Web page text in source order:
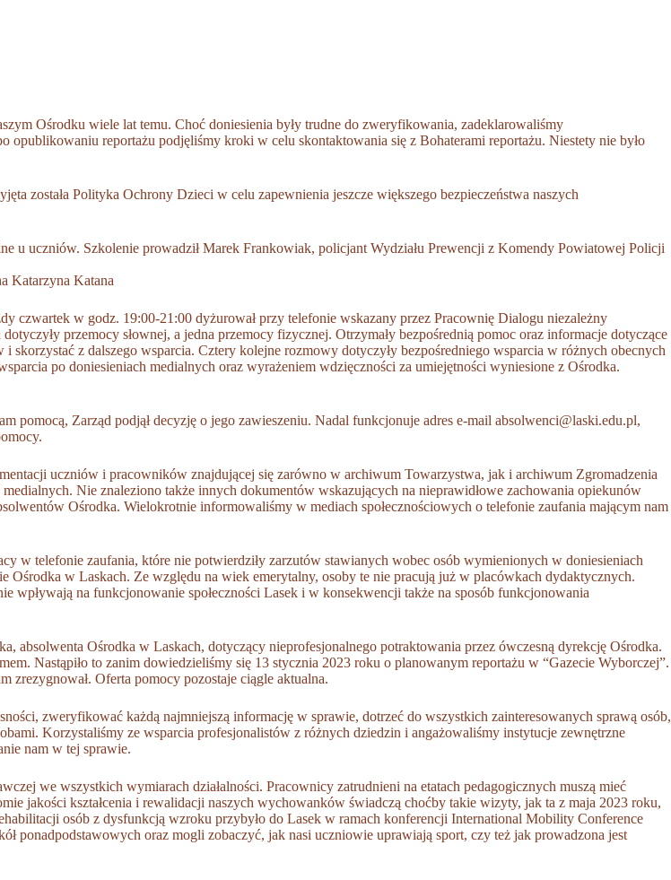
Ośrodku wiele lat temu. Choć doniesienia były trudne do zweryfikowania, zadeklarowaliśmy
opublikowaniu reportażu podjęliśmy kroki w celu skontaktowania się z Bohaterami reportażu. Niestety nie było
została Polityka Ochrony Dzieci w celu zapewnienia jeszcze większego bezpieczeństwa naszych
u uczniów. Szkolenie prowadził Marek Frankowiak, policjant Wydziału Prewencji z Komendy Powiatowej Policji
Katarzyna Katana
czwartek w godz. 19:00-21:00 dyżurował przy telefonie wskazany przez Pracownię Dialogu niezależny
przemocy słownej, a jedna przemocy fizycznej. Otrzymały bezpośrednią pomoc oraz informacje dotyczące
z dalszego wsparcia. Cztery kolejne rozmowy dotyczyły bezpośredniego wsparcia w różnych obecnych
po doniesieniach medialnych oraz wyrażeniem wdzięczności za umiejętności wyniesione z Ośrodka.
pomocą, Zarząd podjął decyzję o jego zawieszeniu. Nadal funkcjonuje adres e-mail absolwenci@laski.edu.pl,
uczniów i pracowników znajdującej się zarówno w archiwum Towarzystwa, jak i archiwum Zgromadzenia
Nie znaleziono także innych dokumentów wskazujących na nieprawidłowe zachowania opiekunów
Ośrodka. Wielokrotnie informowaliśmy w mediach społecznościowych o telefonie zaufania mającym nam
w telefonie zaufania, które nie potwierdziły zarzutów stawianych wobec osób wymienionych w doniesieniach
w Laskach. Ze względu na wiek emerytalny, osoby te nie pracują już w placówkach dydaktycznych.
na funkcjonowanie społeczności Lasek i w konsekwencji także na sposób funkcjonowania
absolwenta Ośrodka w Laskach, dotyczący nieprofesjonalnego potraktowania przez ówczesną dyrekcję Ośrodka.
Nastąpiło to zanim dowiedzieliśmy się 13 stycznia 2023 roku o planowanym reportażu w “Gazecie Wyborczej”.
zrezygnował. Oferta pomocy pozostaje ciągle aktualna.
zweryfikować każdą najmniejszą informację w sprawie, dotrzeć do wszystkich zainteresowanych sprawą osób,
Korzystaliśmy ze wsparcia profesjonalistów z różnych dziedzin i angażowaliśmy instytucje zewnętrzne
nam w tej sprawie.
we wszystkich wymiarach działalności. Pracownicy zatrudnieni na etatach pedagogicznych muszą mieć
jakości kształcenia i rewalidacji naszych wychowanków świadczą choćby takie wizyty, jak ta z maja 2023 roku,
osób z dysfunkcją wzroku przybyło do Lasek w ramach konferencji International Mobility Conference
ponadpodstawowych oraz mogli zobaczyć, jak nasi uczniowie uprawiają sport, czy też jak prowadzona jest